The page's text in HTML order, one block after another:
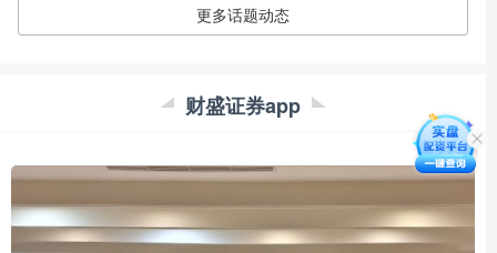
更多话题动态
财盛证券app